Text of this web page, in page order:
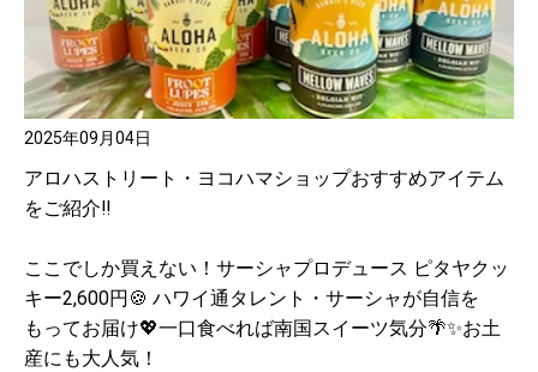
2025年09月04日
アロハストリート・ヨコハマショップおすすめアイテム
をご紹介‼️
ここでしか買えない！サーシャプロデュース ピタヤクッ
キー2,600円🍪 ハワイ通タレント・サーシャが自信を
もってお届け💖一口食べれば南国スイーツ気分🌴✨お土
産にも大人気！